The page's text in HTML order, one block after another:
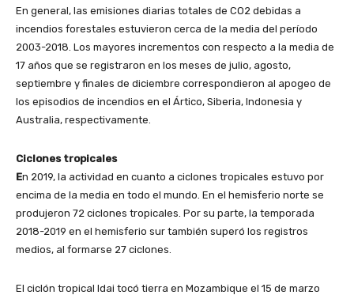
En general, las emisiones diarias totales de CO2 debidas a
incendios forestales estuvieron cerca de la media del período
2003-2018. Los mayores incrementos con respecto a la media de
17 años que se registraron en los meses de julio, agosto,
septiembre y finales de diciembre correspondieron al apogeo de
los episodios de incendios en el Ártico, Siberia, Indonesia y
Australia, respectivamente.
Ciclones tropicales
En 2019, la actividad en cuanto a ciclones tropicales estuvo por
encima de la media en todo el mundo. En el hemisferio norte se
produjeron 72 ciclones tropicales. Por su parte, la temporada
2018-2019 en el hemisferio sur también superó los registros
medios, al formarse 27 ciclones.
El ciclón tropical Idai tocó tierra en Mozambique el 15 de marzo